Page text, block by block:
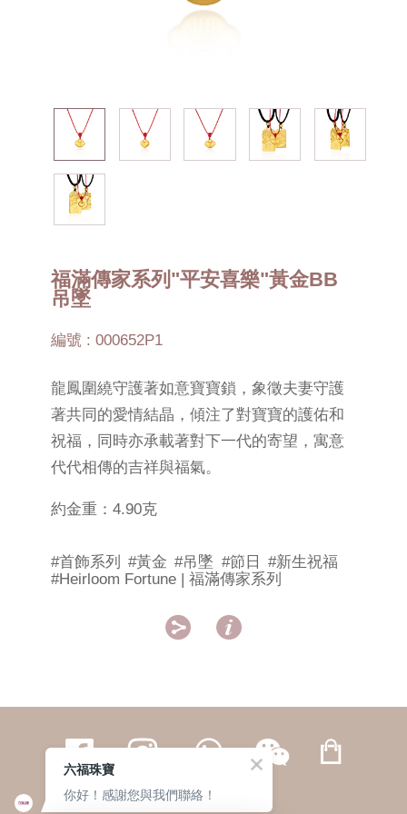
福滿傳家系列"平安喜樂"黃金BB
吊墜
編號 : 000652P1
龍鳳圍繞守護著如意寶寶鎖，象徵夫妻守護
著共同的愛情結晶，傾注了對寶寶的護佑和
祝福，同時亦承載著對下一代的寄望，寓意
代代相傳的吉祥與福氣。
約金重：4.90克
#首飾系列 #黃金 #吊墜 #節日
#新生祝福
#Heirloom Fortune | 福滿傳家系列
 
繁體 | 簡体
六福珠寶
你好！感謝您與我們聯絡！